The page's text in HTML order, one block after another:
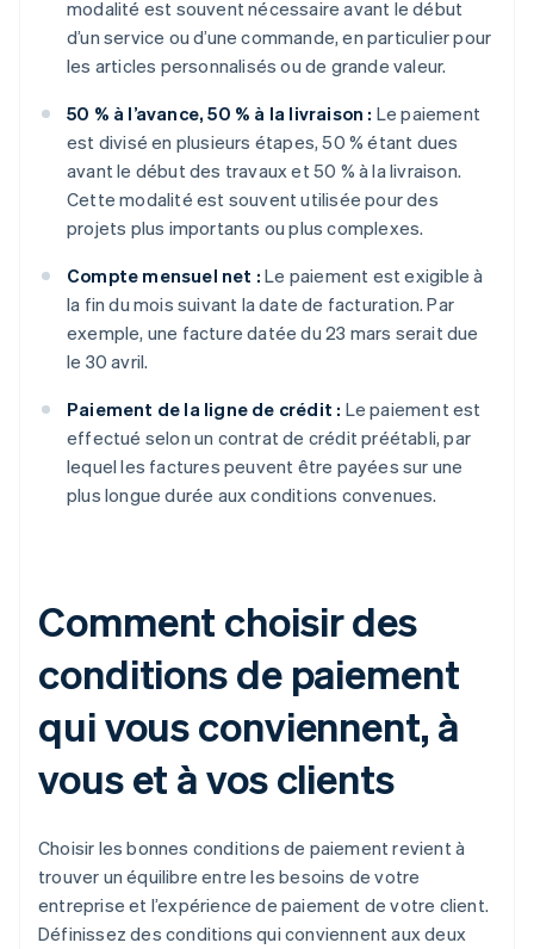
modalité est souvent nécessaire avant le début
d’un service ou d’une commande, en particulier pour
les articles personnalisés ou de grande valeur.
50 % à l’avance, 50 % à la livraison : Le paiement
est divisé en plusieurs étapes, 50 % étant dues
avant le début des travaux et 50 % à la livraison.
Cette modalité est souvent utilisée pour des
projets plus importants ou plus complexes.
Compte mensuel net : Le paiement est exigible à
la fin du mois suivant la date de facturation. Par
exemple, une facture datée du 23 mars serait due
le 30 avril.
Paiement de la ligne de crédit : Le paiement est
effectué selon un contrat de crédit préétabli, par
lequel les factures peuvent être payées sur une
plus longue durée aux conditions convenues.
Comment choisir des
conditions de paiement
qui vous conviennent, à
vous et à vos clients
Choisir les bonnes conditions de paiement revient à
trouver un équilibre entre les besoins de votre
entreprise et l’expérience de paiement de votre client.
Définissez des conditions qui conviennent aux deux